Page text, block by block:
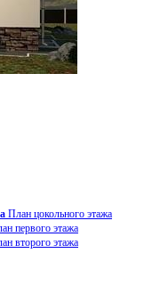
План цокольного этажа
первого этажа
второго этажа